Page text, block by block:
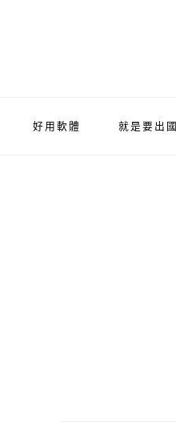
好用軟體 就是要出國